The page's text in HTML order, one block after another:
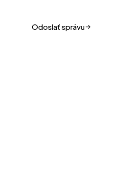
Odoslať správu